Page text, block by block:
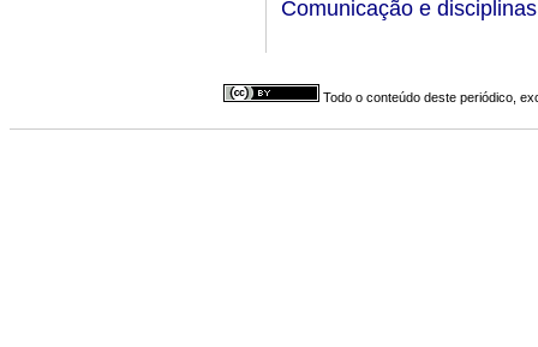
Comunicação e
Todo o conteúdo deste periódico,